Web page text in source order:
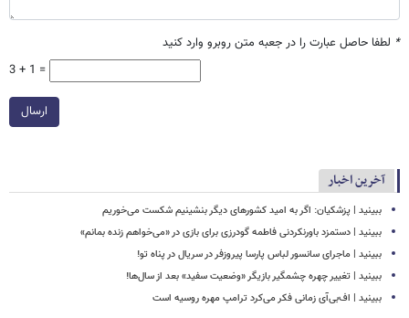
* لطفا حاصل عبارت را در جعبه متن روبرو وارد کنید
3 + 1 =
ارسال
آخرین اخبار
ببینید | پزشکیان: اگر به امید کشورهای دیگر بنشینیم شکست می‌خوریم
ببینید | دستمزد باورنکردنی فاطمه گودرزی برای بازی در «می‌خواهم زنده بمانم»
ببینید | ماجرای سانسور لباس پارسا پیروزفر در سریال در پناه تو!
ببینید | تغییر چهره چشمگیر بازیگر «وضعیت سفید» بعد از سال‌ها!
ببینید | اف‌بی‌آی زمانی فکر می‌کرد ترامپ مهره روسیه است